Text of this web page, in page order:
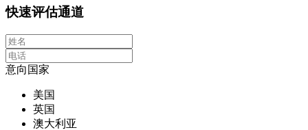
快速评估通道
意向国家
美国
英国
澳大利亚